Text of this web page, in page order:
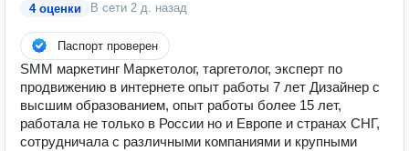
4 оценки В сети 2 д. назад
Паспорт проверен
SMM маркетинг Маркетолог, таргетолог, эксперт по
продвижению в интернете опыт работы 7 лет Дизайнер с
высшим образованием, опыт работы более 15 лет,
работала не только в России но и Европе и странах СНГ,
сотрудничала с различными компаниями и крупными